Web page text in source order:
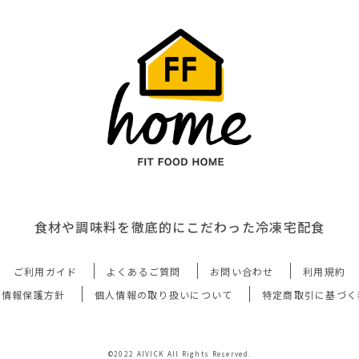
食材や調味料を徹底的にこだわった冷凍宅配食
ご利用ガイド よくあるご質問 お問い合わせ
利用規約
報保護方針
個人情報の取り扱いについて 特定商取引に基づ
©2022 AIVICK All Rights Reserved.